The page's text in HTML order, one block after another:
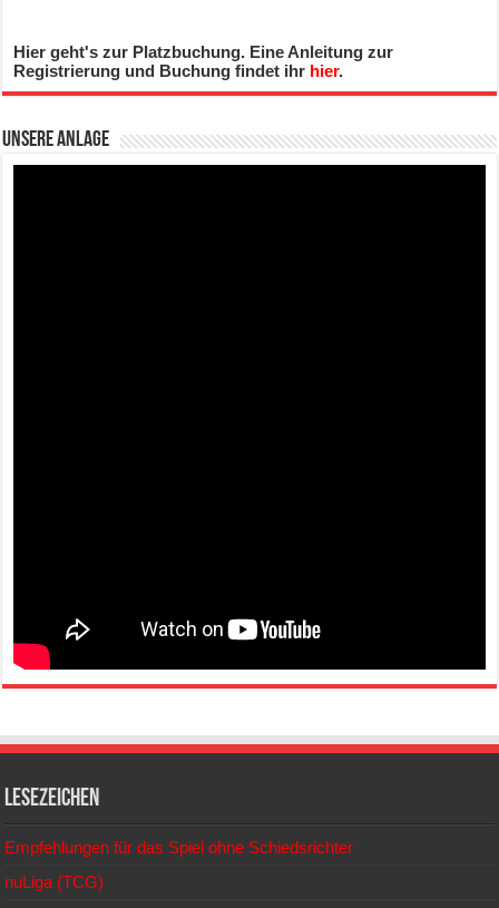
Hier geht's zur Platzbuchung. Eine Anleitung zur
Registrierung und Buchung findet ihr hier.
Unsere Anlage
Lesezeichen
Empfehlungen für das Spiel ohne Schiedsrichter
nuLiga (TCG)